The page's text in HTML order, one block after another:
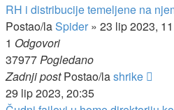
RH i distribucije temeljene na
Postao/laSpider » 23 lip 2023,
1 Odgovori
37977Pogledano
Zadnji postPostao/lashrike
29 lip 2023, 20:35